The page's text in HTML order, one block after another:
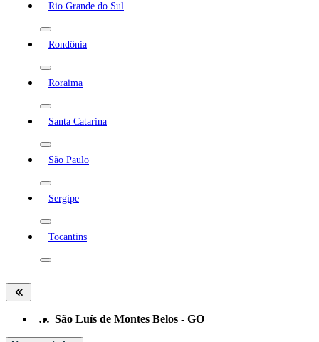
Rio Grande do Sul
Rondônia
Roraima
Santa Catarina
São Paulo
Sergipe
Tocantins
… São Luís de Montes Belos - GO